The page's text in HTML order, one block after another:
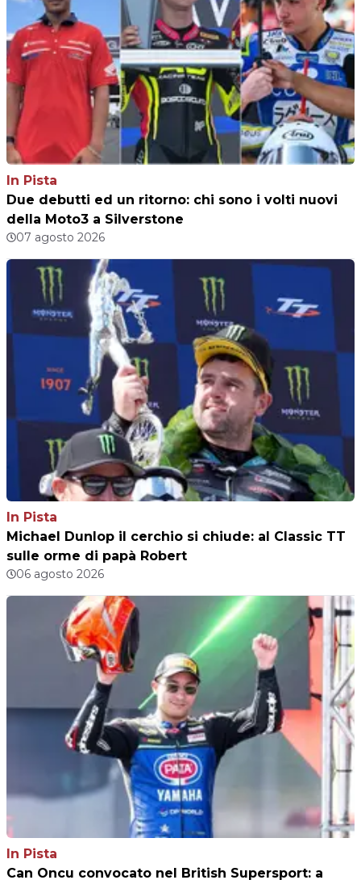
In Pista
Due debutti ed un ritorno: chi sono i volti nuovi
della Moto3 a Silverstone
07 agosto 2026
In Pista
Michael Dunlop il cerchio si chiude: al Classic TT
sulle orme di papà Robert
06 agosto 2026
In Pista
Can Oncu convocato nel British Supersport: a